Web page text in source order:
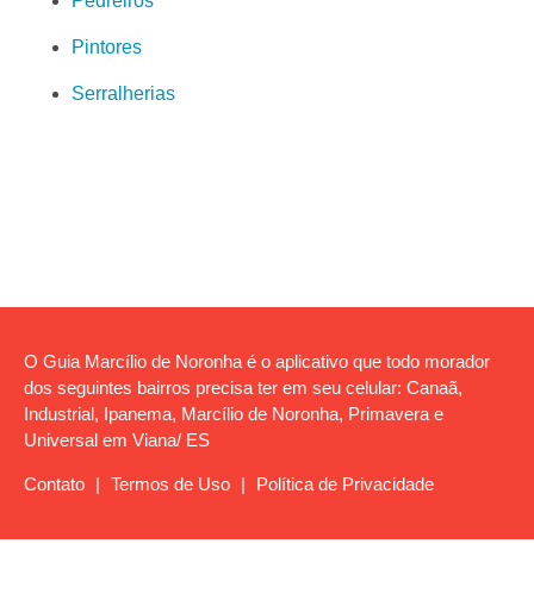
Pintores
Serralherias
O Guia Marcílio de Noronha é o aplicativo que todo morador
dos seguintes bairros precisa ter em seu celular: Canaã,
Industrial, Ipanema, Marcílio de Noronha, Primavera e
Universal em Viana/ ES
Contato | Termos de Uso | Política de Privacidade